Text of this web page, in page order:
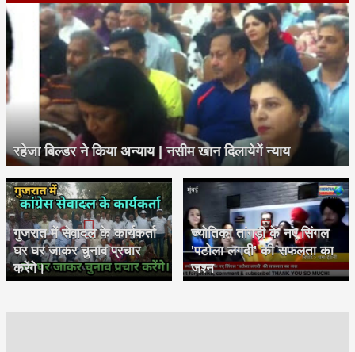
रहेजा बिल्डर ने किया अन्याय | नसीम खान दिलायेगें न्याय
गुजरात में सेवादल के कार्यकर्ता
घर घर जाकर चुनाव प्रचार
करेंगे।
ज्योतिका तांगड़ी के नए सिंगल
'पटोला लगदी' की सफलता का
जश्न